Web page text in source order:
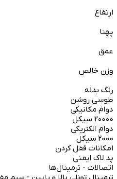
ارتفاع
پهنا
عمق
وزن خالص
رنگ بدنه
طوسی روشن
دوام مکانیکی
20000 سیکل
دوام الکتریکی
2000 سیکل
امکانات قفل کردن
پد لاک ایمنی
اتصالات - ترمینال‌ها